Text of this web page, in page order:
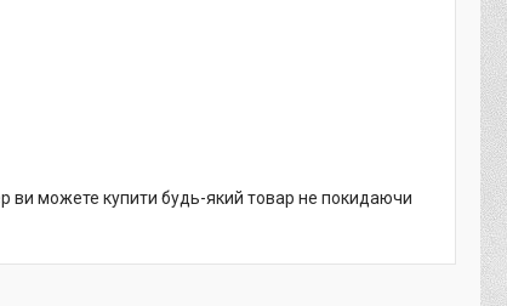
ви можете купити будь-який товар не покидаючи